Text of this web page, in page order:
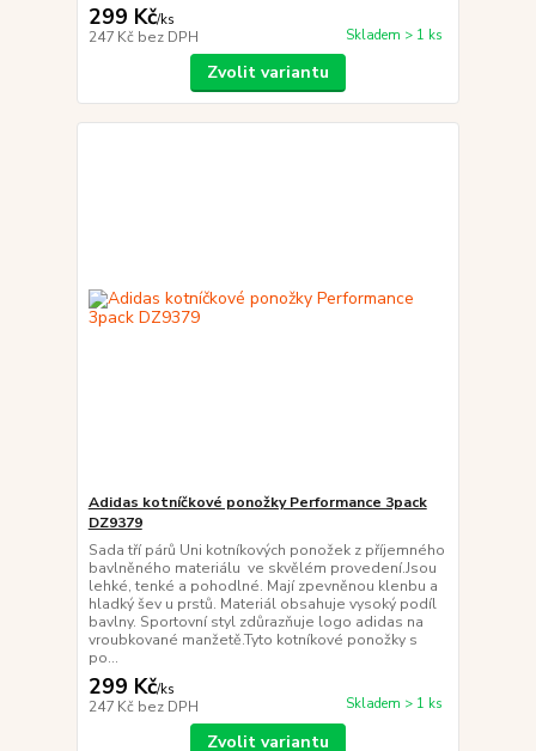
299 Kč/ks
247 Kč bez DPH Skladem > 1 ks
Zvolit variantu
Adidas kotníčkové ponožky Performance 3pack
DZ9379
Sada tří párů Uni kotníkových ponožek z příjemného
bavlněného materiálu ve skvělém provedení.Jsou
lehké, tenké a pohodlné. Mají zpevněnou klenbu a
hladký šev u prstů. Materiál obsahuje vysoký podíl
bavlny. Sportovní styl zdůrazňuje logo adidas na
vroubkované manžetě.Tyto kotníkové ponožky s
po...
299 Kč/ks
247 Kč bez DPH Skladem > 1 ks
Zvolit variantu